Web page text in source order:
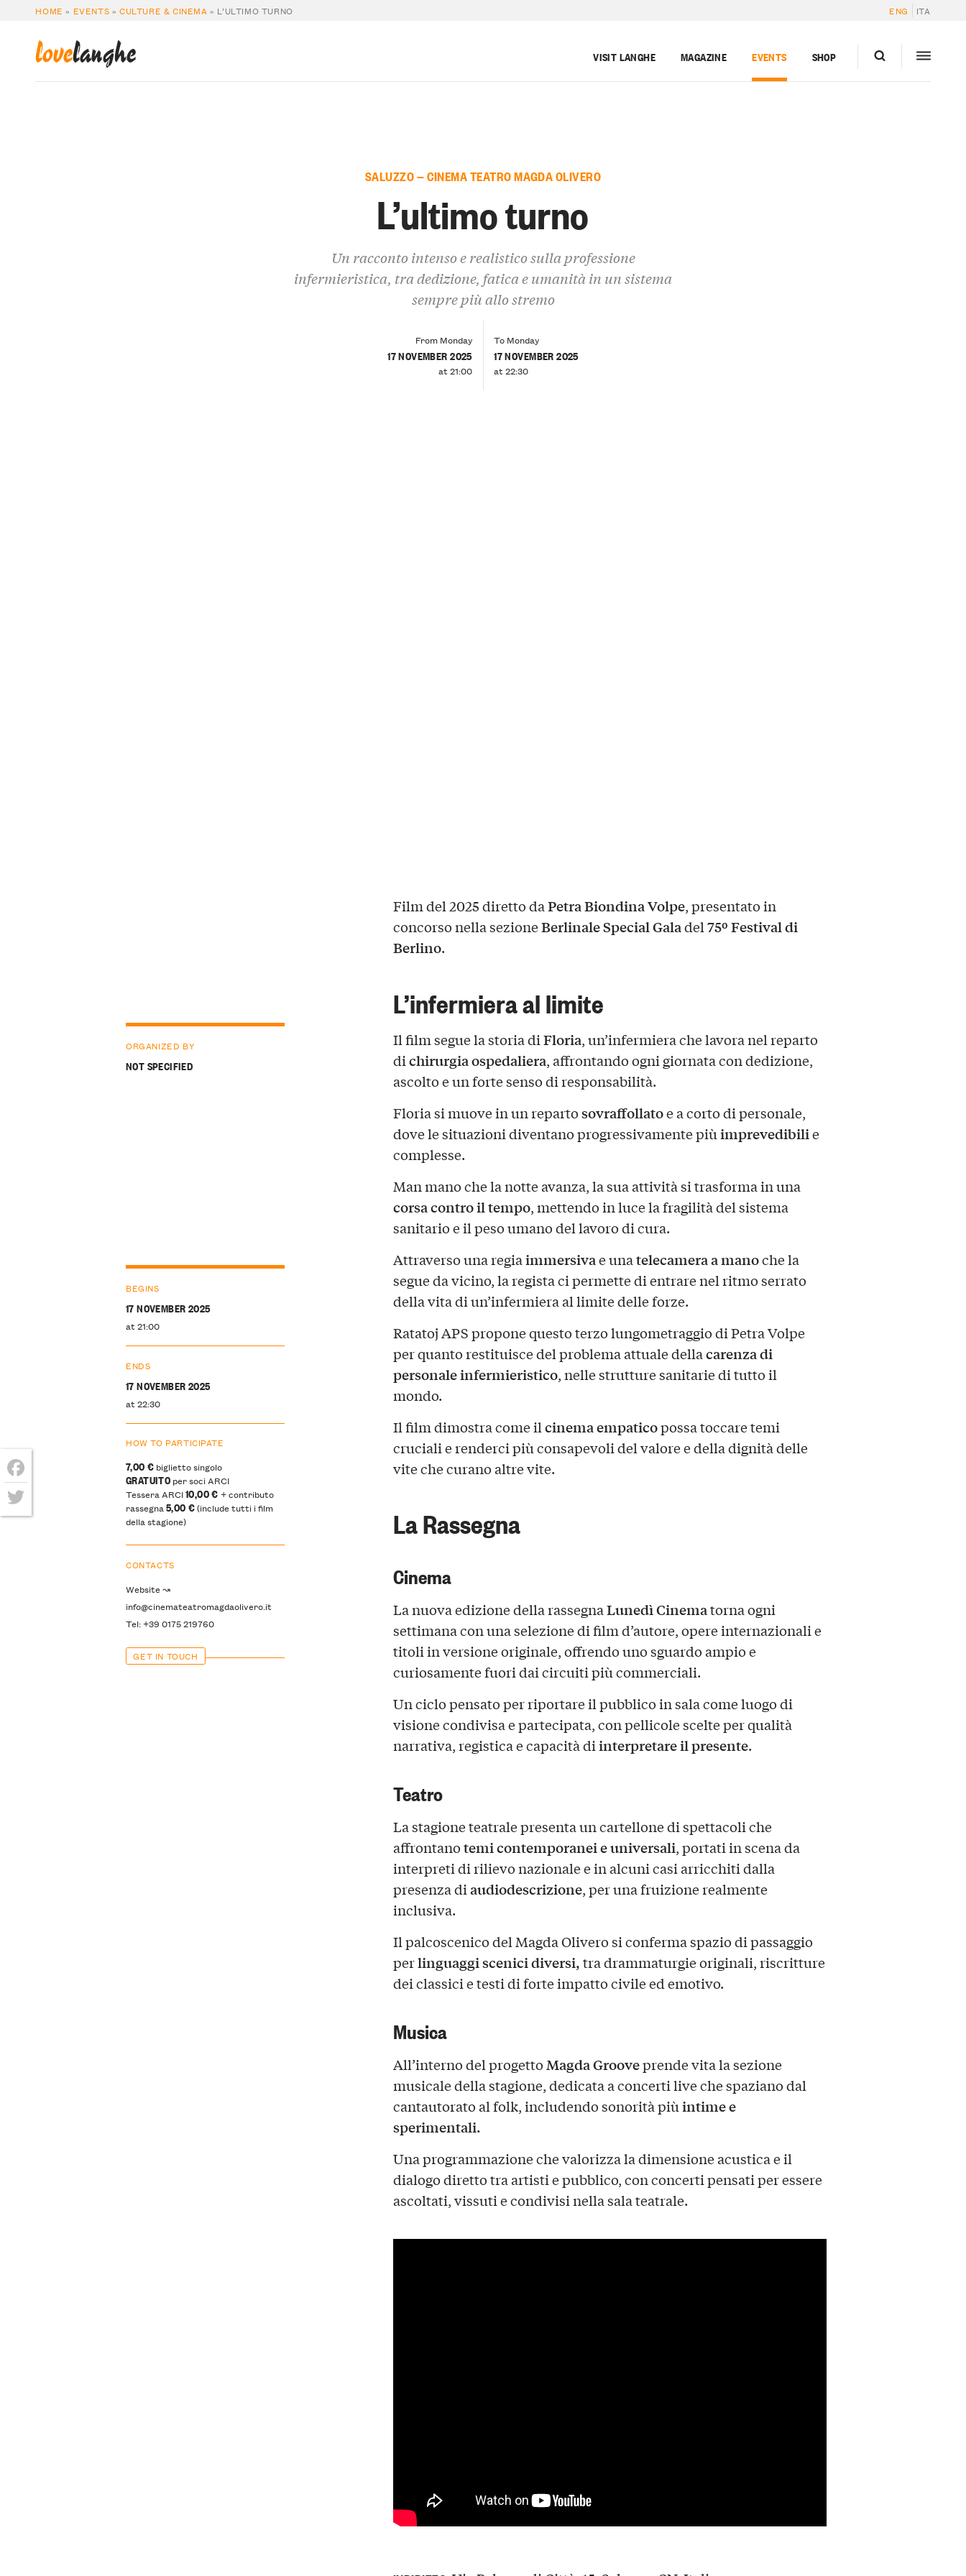
HOME » EVENTS »CULTURE & CINEMA » L’ULTIMO TURNO ENG ITA
lovelanghe VISIT LANGHE MAGAZINE EVENTS SHOP
SALUZZO — CINEMA TEATRO MAGDA OLIVERO
L’ultimo turno
Un racconto intenso e realistico sulla professione
infermieristica, tra dedizione, fatica e umanità in un sistema
sempre più allo stremo
From Monday
17 NOVEMBER 2025
at 21:00
To Monday
17 NOVEMBER 2025
at 22:30
Film del 2025 diretto daPetra Biondina Volpe, presentato in
concorso nella sezioneBerlinale Special Galadel75º Festival di
Berlino.
L’infermiera al limite
Il film segue la storia diFloria, un’infermiera che lavora nel reparto
dichirurgia ospedaliera, affrontando ogni giornata con dedizione,
ascolto e un forte senso di responsabilità.
Floria si muove in un repartosovraffollatoe a corto di personale,
dove le situazioni diventano progressivamente più imprevedibilie
complesse.
Man mano che la notte avanza, la sua attività si trasforma in una
corsa contro il tempo, mettendo in luce la fragilità del sistema
sanitario e il peso umano del lavoro di cura.
Attraverso una regiaimmersivae unatelecamera a manoche la
segue da vicino, la regista ci permette di entrare nel ritmo serrato
della vita di un’infermiera al limite delle forze.
Ratatoj APS propone questo terzo lungometraggio di Petra Volpe
per quanto restituisce del problema attuale dellacarenza di
personale infermieristico, nelle strutture sanitarie di tutto il
mondo.
Il film dimostra come ilcinema empaticopossa toccare temi
cruciali e renderci più consapevoli del valore e della dignità delle
vite che curano altre vite.
La Rassegna
Cinema
La nuova edizione della rassegnaLunedì Cinematorna ogni
settimana con una selezione di film d’autore, opere internazionali e
titoli in versione originale, offrendo uno sguardo ampio e
curiosamente fuori dai circuiti più commerciali.
Un ciclo pensato per riportare il pubblico in sala come luogo di
visione condivisa e partecipata, con pellicole scelte per qualità
narrativa, registica e capacità diinterpretare il presente.
Teatro
La stagione teatrale presenta un cartellone di spettacoli che
affrontanotemi contemporanei e universali, portati in scena da
interpreti di rilievo nazionale e in alcuni casi arricchiti dalla
presenza diaudiodescrizione, per una fruizione realmente
inclusiva.
Il palcoscenico del Magda Olivero si conferma spazio di passaggio
perlinguaggi scenici diversi,tra drammaturgie originali, riscritture
dei classici e testi di forte impatto civile ed emotivo.
Musica
All’interno del progetto Magda Grooveprende vita la sezione
musicale della stagione, dedicata a concerti live che spaziano dal
cantautorato al folk, includendo sonorità più intime e
sperimentali.
Una programmazione che valorizza la dimensione acustica e il
dialogo diretto tra artisti e pubblico, con concerti pensati per essere
ascoltati, vissuti e condivisi nella sala teatrale.
ORGANIZED BY
NOT SPECIFIED
BEGINS
17 NOVEMBER 2025
at 21:00
ENDS
17 NOVEMBER 2025
at 22:30
HOW TO PARTICIPATE
7,00 € biglietto singolo
GRATUITO per soci ARCI
Tessera ARCI10,00 € + contributo
rassegna5,00 €(include tutti i film
della stagione)
CONTACTS
Website ↝
info@cinemateatromagdaolivero.it
Tel: +39 0175 219760
GET IN TOUCH
Facebook
Twitter